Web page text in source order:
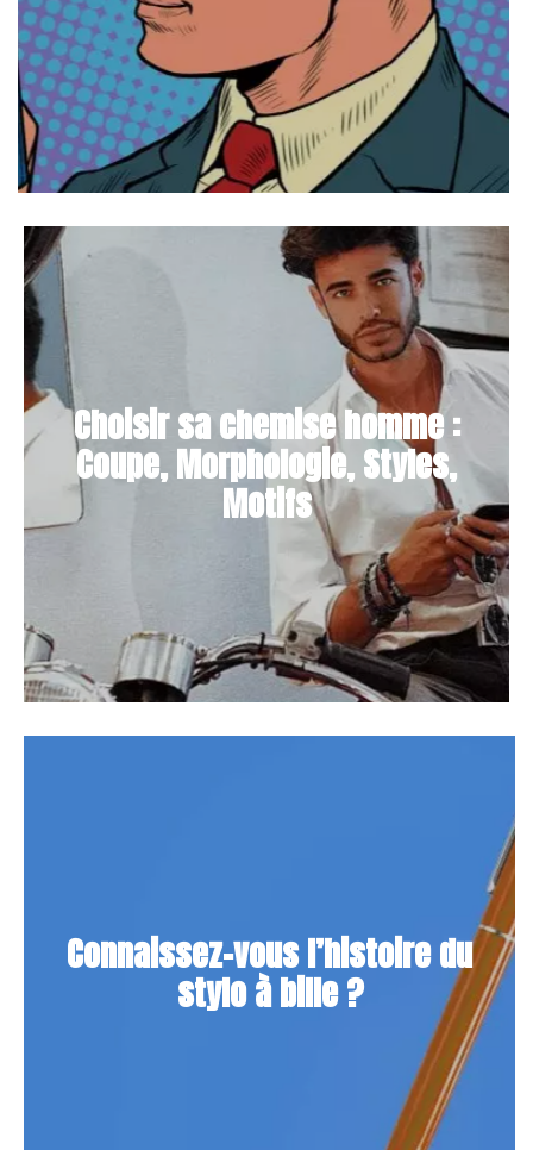
Choisir sa chemise homme :
Coupe, Morphologie, Styles,
Motifs
Connaissez-vous l’histoire du
stylo à bille ?